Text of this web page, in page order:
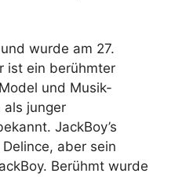
wurde am 27.
ist ein berühmter
und Musik-
als junger
JackBoy’s
aber sein
Berühmt wurde